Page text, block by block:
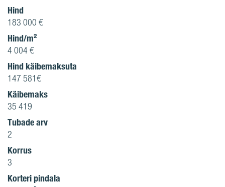
Hind
183 000 €
Hind/m²
4 004 €
Hind käibemaksuta
147 581€
Käibemaks
35 419
Tubade arv
2
Korrus
3
Korteri pindala